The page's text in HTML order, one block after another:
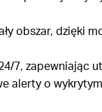
obszar, dzięki
7, zapewniając
alerty o